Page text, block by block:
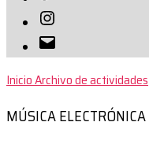
Instagram
Correo
electrónico
InicioArchivo de actividades
MÚSICA ELECTRÓNICA